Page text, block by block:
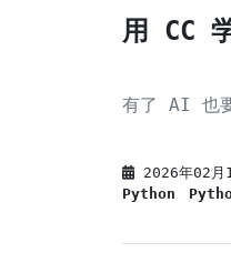
用 CC
有了 AI 也要
2026年02月
Python